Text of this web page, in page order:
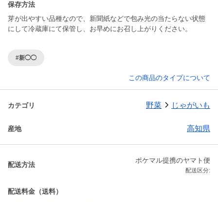
保存方法
芽が出やすい品種なので、新聞紙などで包み光の当たらない状態
にして冷蔵庫にて保管し、お早めにお召し上がりください。
#新◯◯
この商品のタイプについて
カテゴリ 野菜 じゃがいも
産地 高知県
配送方法
ポケマル提携のヤマト便
配送区分:
配送料金（送料）